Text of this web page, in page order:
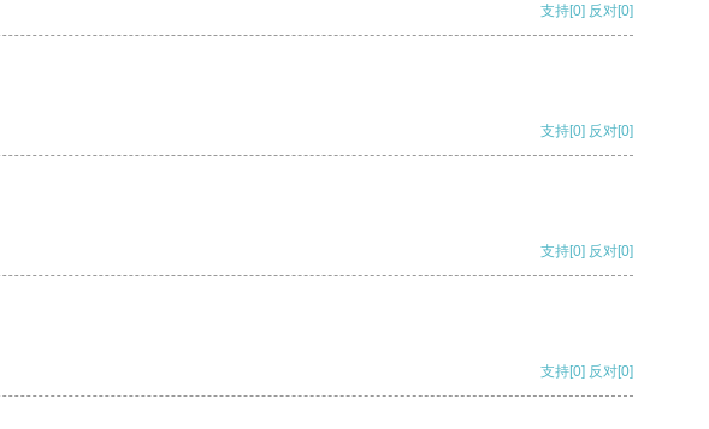
支持[0] 反对[0]
支持[0] 反对[0]
支持[0] 反对[0]
支持[0] 反对[0]